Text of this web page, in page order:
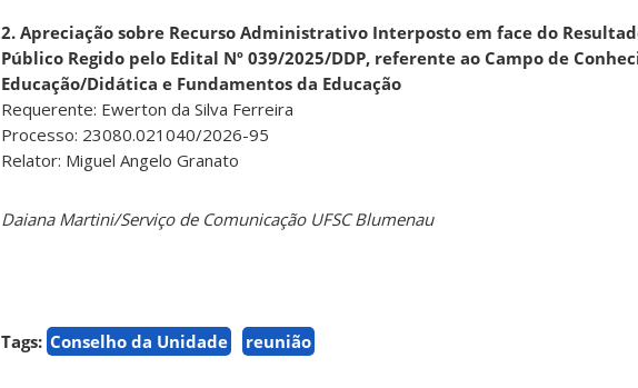
2. Apreciação sobre Recurso Administrativo Interposto em face do
Público Regido pelo Edital Nº 039/2025/DDP, referente ao Campo de
Educação/Didática e Fundamentos da Educação
Requerente: Ewerton da Silva Ferreira
Processo: 23080.021040/2026-95
Relator: Miguel Angelo Granato
Daiana Martini/Serviço de Comunicação UFSC Blumenau
Tags: Conselho da Unidade reunião